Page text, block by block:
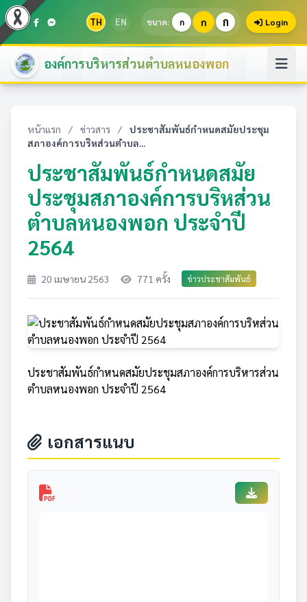
TH EN ขนาด: ก ก ก Login
องค์การบริหารส่วนตำบลหนองพอก
หน้าแรก / ข่าวสาร /
ประชาสัมพันธ์กำหนดสมัยประชุม
สภาองค์การบริหส่วนตำบล...
ประชาสัมพันธ์กำหนดสมัย
ประชุมสภาองค์การบริหส่วน
ตำบลหนองพอก ประจำปี
2564
20 เมษายน 2563 771 ครั้ง ข่าวประชาสัมพันธ์
ประชาสัมพันธ์กำหนดสมัยประชุมสภาองค์การบริหารส่วน
ตำบลหนองพอก ประจำปี 2564
เอกสารแนบ